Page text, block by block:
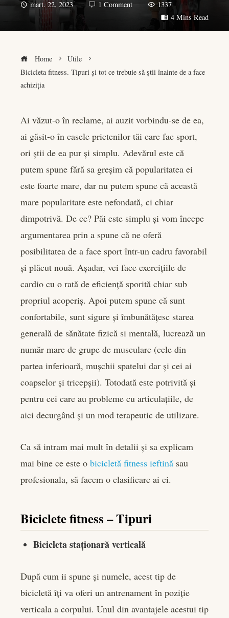
mart. 22, 2023 1 Comment
1337
4 Mins Read
Home
Utile
Bicicleta fitness. Tipuri și tot ce trebuie să știi înainte de a face
achiziția
Ai văzut-o în reclame, ai auzit vorbindu-se de ea,
ai găsit-o în casele prietenilor tăi care fac sport,
ori știi de ea pur și simplu. Adevărul este că
putem spune fără sa greșim că popularitatea ei
este foarte mare, dar nu putem spune că această
mare popularitate este nefondată, ci chiar
dimpotrivă. De ce? Păi este simplu și vom începe
argumentarea prin a spune că ne oferă
posibilitatea de a face sport într-un cadru favorabil
și plăcut nouă. Așadar, vei face exercițiile de
cardio cu o rată de eficiență sporită chiar sub
propriul acoperiș. Apoi putem spune că sunt
confortabile, sunt sigure și îmbunătățesc starea
generală de sănătate fizică si mentală, lucrează un
număr mare de grupe de musculare (cele din
partea inferioară, mușchii spatelui dar și cei ai
coapselor și tricepșii). Totodată este potrivită și
pentru cei care au probleme cu articulațiile, de
aici decurgând și un mod terapeutic de utilizare.
Ca să intram mai mult în detalii și sa explicam
mai bine ce este o bicicletă fitness ieftină sau
profesionala, să facem o clasificare ai ei.
Biciclete fitness – Tipuri
Bicicleta staționară verticală
După cum ii spune și numele, acest tip de
bicicletă îți va oferi un antrenament în poziție
verticala a corpului. Unul din avantajele acestui tip